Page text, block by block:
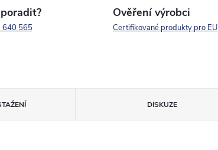
640 565
Ověření výrobci
Certifikované produkty pro EU
DISKUZE